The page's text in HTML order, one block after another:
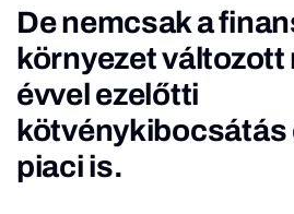
De nemcsak a
környezet változott
évvel ezelőtti
kötvénykibocsátás
piaci is.